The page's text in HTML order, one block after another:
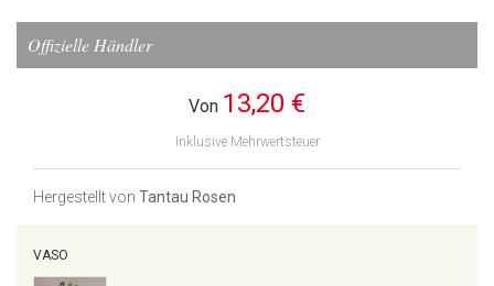
Offizielle Händler
Von 13,20 €
Inklusive Mehrwertsteuer
Hergestellt von Tantau Rosen
VASO